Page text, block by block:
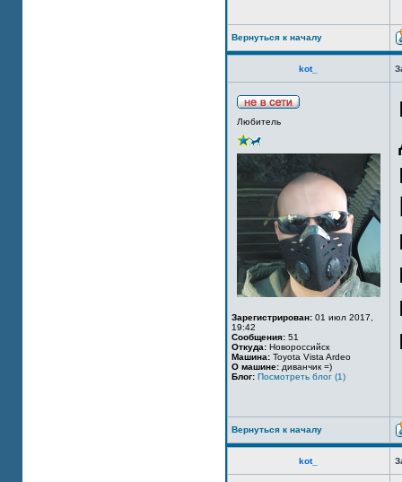
Вернуться к началу
kot_
Любитель
Зарегистрирован: 01 июл 2017,
19:42
Сообщения: 51
Откуда: Новороссийск
Машина: Toyota Vista Ardeo
О машине: диванчик =)
Блог: Посмотреть блог (1)
Вернуться к началу
kot_